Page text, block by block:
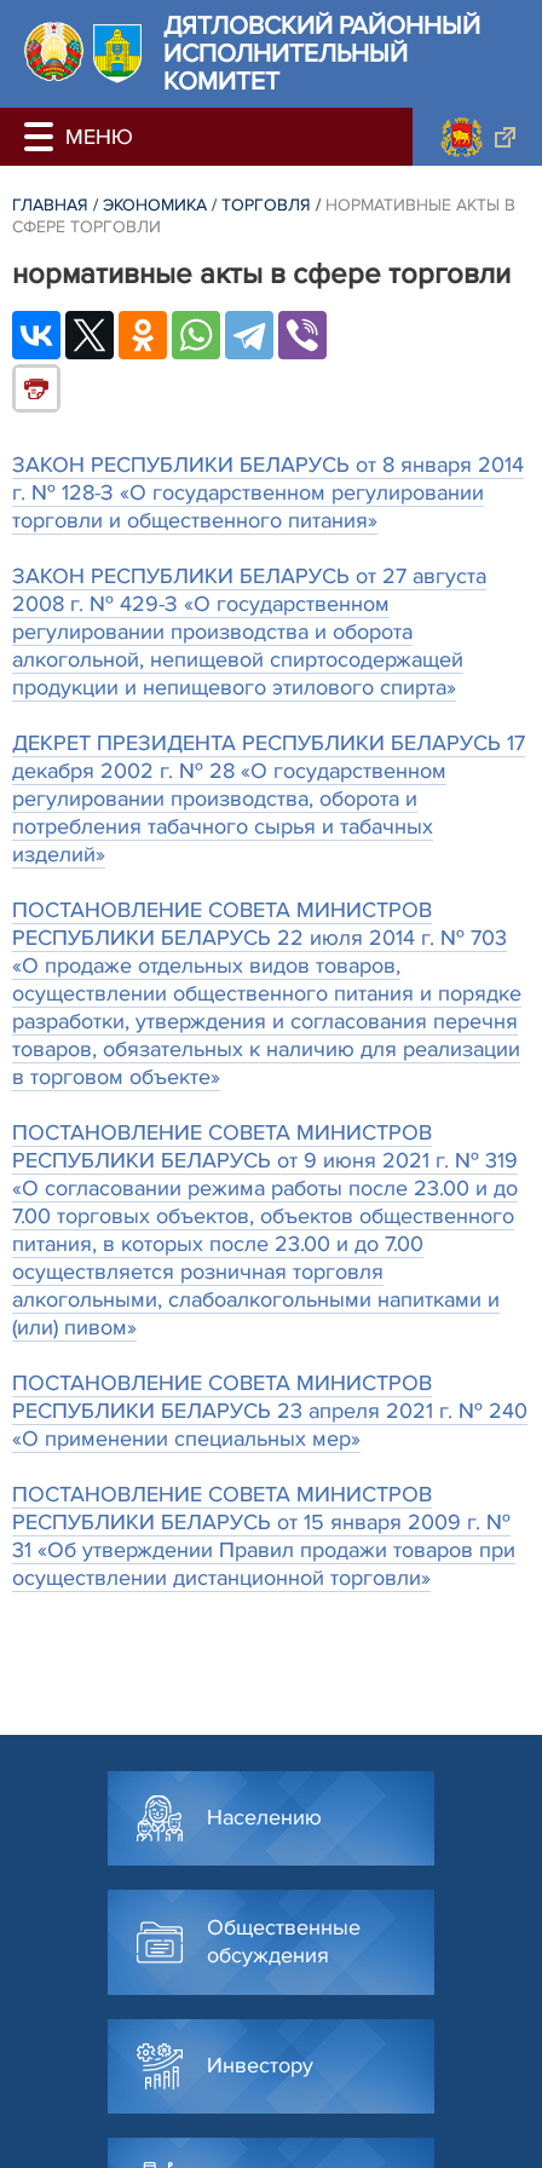
ДЯТЛОВСКИЙ РАЙОННЫЙ
ИСПОЛНИТЕЛЬНЫЙ
КОМИТЕТ
ГЛАВНАЯ / ЭКОНОМИКА / ТОРГОВЛЯ / НОРМАТИВНЫЕ АКТЫ В
СФЕРЕ ТОРГОВЛИ
нормативные акты в сфере торговли
ЗАКОН РЕСПУБЛИКИ БЕЛАРУСЬ от 8 января 2014
г. № 128-З «О государственном регулировании
торговли и общественного питания»
ЗАКОН РЕСПУБЛИКИ БЕЛАРУСЬ от 27 августа
2008 г. № 429-З «О государственном
регулировании производства и оборота
алкогольной, непищевой спиртосодержащей
продукции и непищевого этилового спирта»
ДЕКРЕТ ПРЕЗИДЕНТА РЕСПУБЛИКИ БЕЛАРУСЬ 17
декабря 2002 г. № 28 «О государственном
регулировании производства, оборота и
потребления табачного сырья и табачных
изделий»
ПОСТАНОВЛЕНИЕ СОВЕТА МИНИСТРОВ
РЕСПУБЛИКИ БЕЛАРУСЬ 22 июля 2014 г. № 703
«О продаже отдельных видов товаров,
осуществлении общественного питания и порядке
разработки, утверждения и согласования перечня
товаров, обязательных к наличию для реализации
в торговом объекте»
ПОСТАНОВЛЕНИЕ СОВЕТА МИНИСТРОВ
РЕСПУБЛИКИ БЕЛАРУСЬ от 9 июня 2021 г. № 319
«О согласовании режима работы после 23.00 и до
7.00 торговых объектов, объектов общественного
питания, в которых после 23.00 и до 7.00
осуществляется розничная торговля
алкогольными, слабоалкогольными напитками и
(или) пивом»
ПОСТАНОВЛЕНИЕ СОВЕТА МИНИСТРОВ
РЕСПУБЛИКИ БЕЛАРУСЬ 23 апреля 2021 г. № 240
«О применении специальных мер»
ПОСТАНОВЛЕНИЕ СОВЕТА МИНИСТРОВ
РЕСПУБЛИКИ БЕЛАРУСЬ от 15 января 2009 г. №
31 «Об утверждении Правил продажи товаров при
осуществлении дистанционной торговли»
Населению
Общественные
обсуждения
Инвестору